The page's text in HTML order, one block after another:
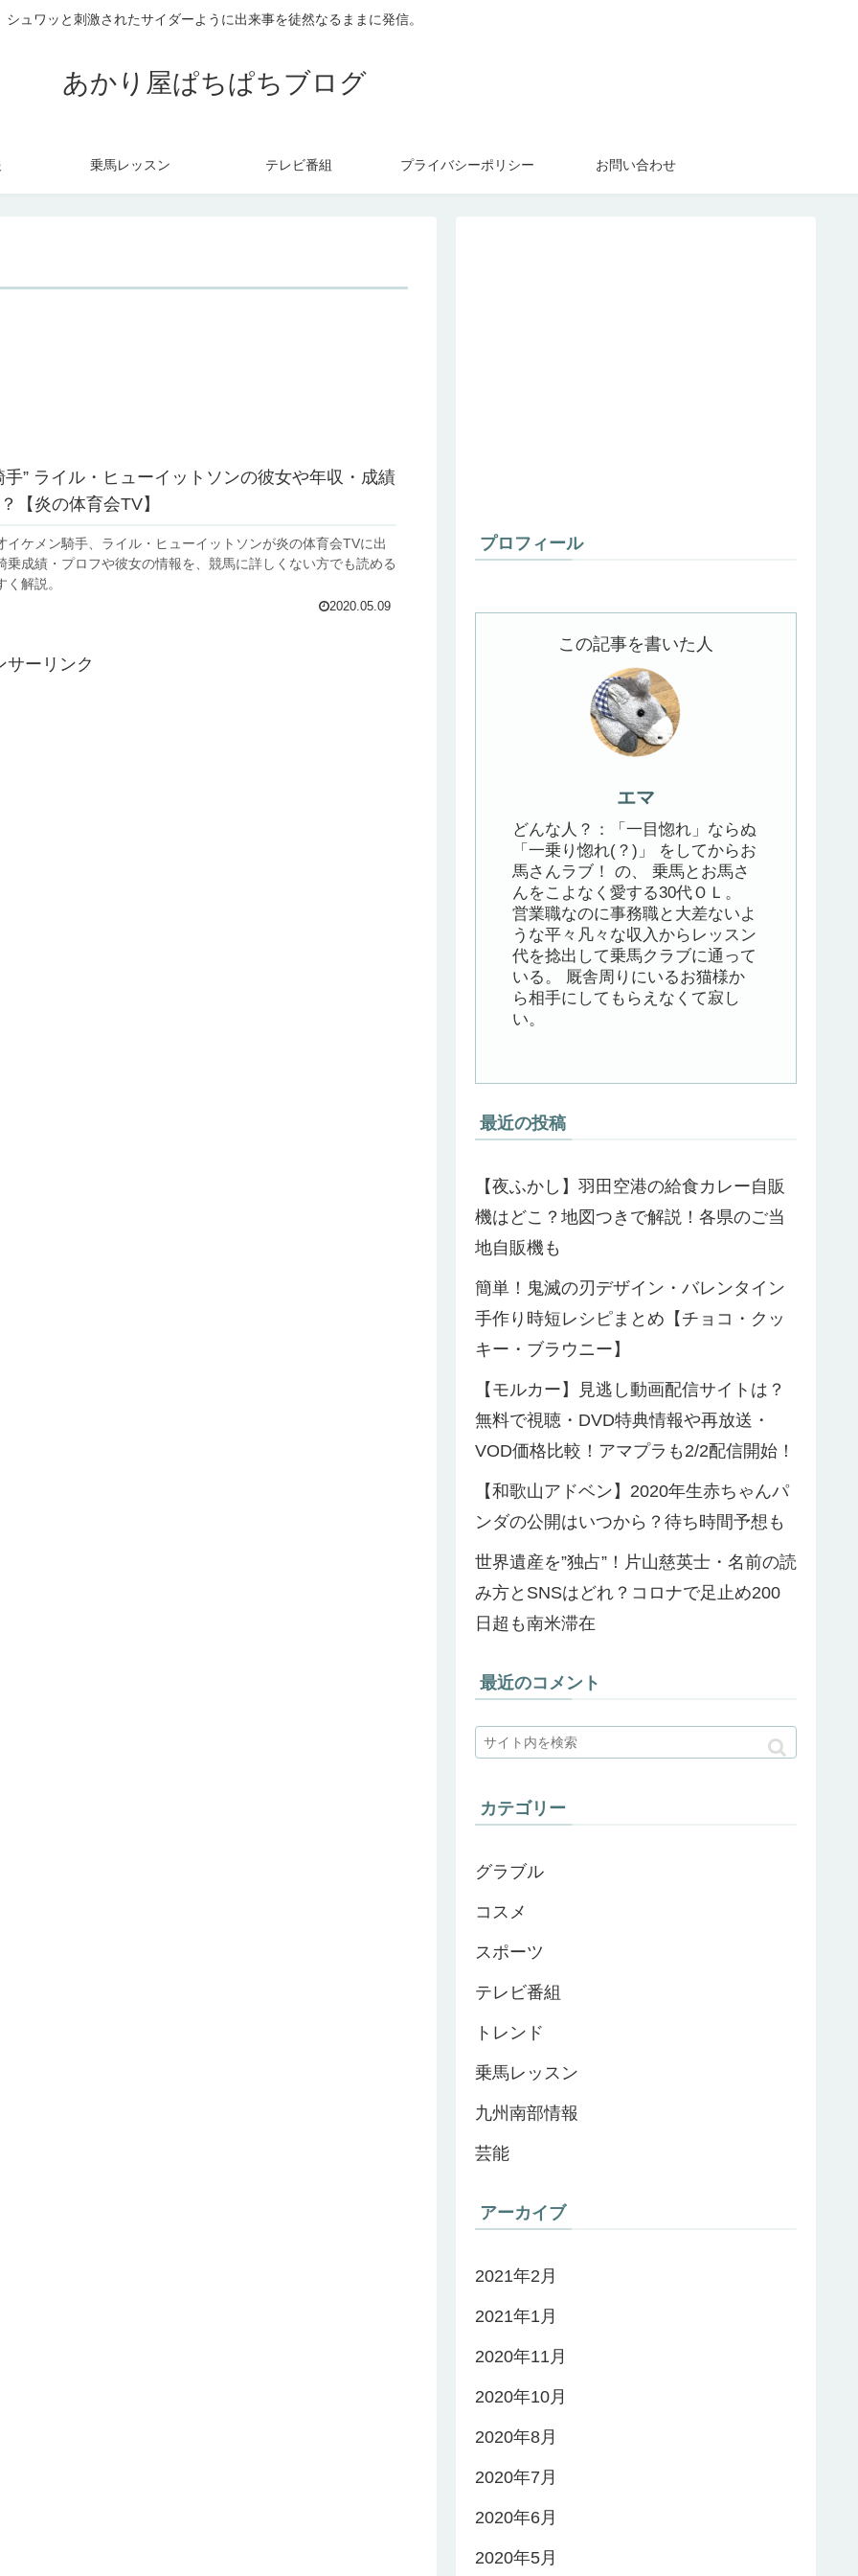
シュワッと刺激されたサイダーように出来事を徒然なるままに発信。
あかり屋ぱちぱちブログ
乗馬レッスン テレビ番組 プライバシーポリシー お問い合わせ
手” ライル・ヒューイットソンの彼女や年収・成績
【炎の体育会TV】
イケメン騎手、ライル・ヒューイットソンが炎の体育会TVに出
乗成績・プロフや彼女の情報を、競馬に詳しくない方でも読める
解説。
2020.05.09
サーリンク
プロフィール
この記事を書いた人
エマ
どんな人？：「一目惚れ」ならぬ
「一乗り惚れ(？)」 をしてからお
馬さんラブ！ の、 乗馬とお馬さ
んをこよなく愛する30代ＯＬ。
営業職なのに事務職と大差ないよ
うな平々凡々な収入からレッスン
代を捻出して乗馬クラブに通って
いる。 厩舎周りにいるお猫様か
ら相手にしてもらえなくて寂し
い。
最近の投稿
【夜ふかし】羽田空港の給食カレー自販
機はどこ？地図つきで解説！各県のご当
地自販機も
簡単！鬼滅の刃デザイン・バレンタイン
手作り時短レシピまとめ【チョコ・クッ
キー・ブラウニー】
【モルカー】見逃し動画配信サイトは？
無料で視聴・DVD特典情報や再放送・
VOD価格比較！アマプラも2/2配信開始！
【和歌山アドベン】2020年生赤ちゃんパ
ンダの公開はいつから？待ち時間予想も
世界遺産を”独占”！片山慈英士・名前の読
み方とSNSはどれ？コロナで足止め200
日超も南米滞在
最近のコメント
カテゴリー
グラブル
コスメ
スポーツ
テレビ番組
トレンド
乗馬レッスン
九州南部情報
芸能
アーカイブ
2021年2月
2021年1月
2020年11月
2020年10月
2020年8月
2020年7月
2020年6月
2020年5月